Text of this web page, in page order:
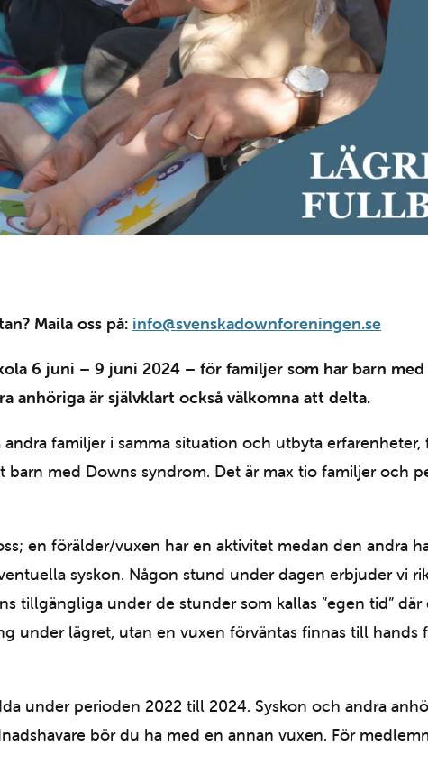
Maila oss på: info@svenskadownforeningen.se
6 juni – 9 juni 2024 – för familjer som har barn
anhöriga är självklart också välkomna att delta.
familjer i samma situation och utbyta erfarenheter,
med Downs syndrom. Det är max tio familjer och
en förälder/vuxen har en aktivitet medan den andra
syskon. Någon stund under dagen erbjuder vi
tillgängliga under de stunder som kallas ”egen tid”
under lägret, utan en vuxen förväntas finnas till hands
under perioden 2022 till 2024. Syskon och andra
bör du ha med en annan vuxen. För